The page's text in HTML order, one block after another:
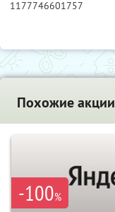
1177746601757
Похожие
-100%